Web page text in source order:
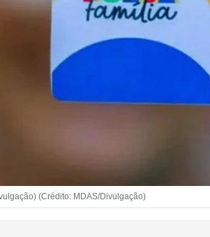
(Crédito: MDAS/Divulgação)